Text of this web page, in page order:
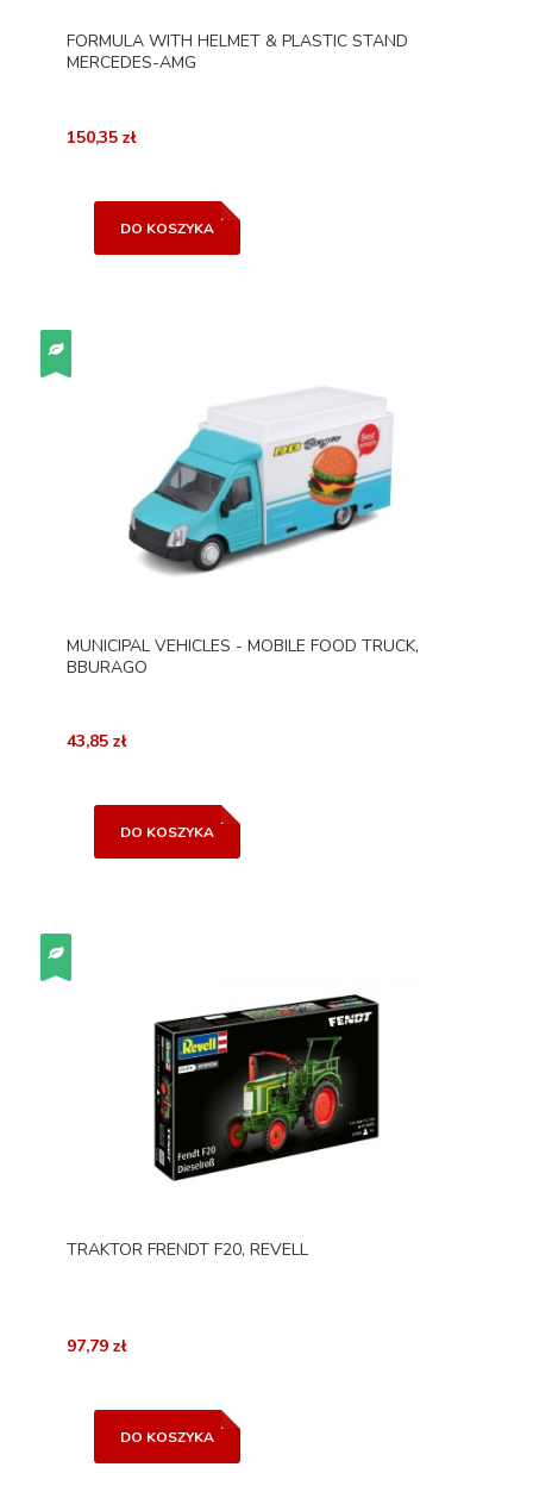
FORMULA WITH HELMET & PLASTIC STAND
MERCEDES-AMG
150,35 zł
DO KOSZYKA
MUNICIPAL VEHICLES - MOBILE FOOD TRUCK,
BBURAGO
43,85 zł
DO KOSZYKA
TRAKTOR FRENDT F20, REVELL
97,79 zł
DO KOSZYKA